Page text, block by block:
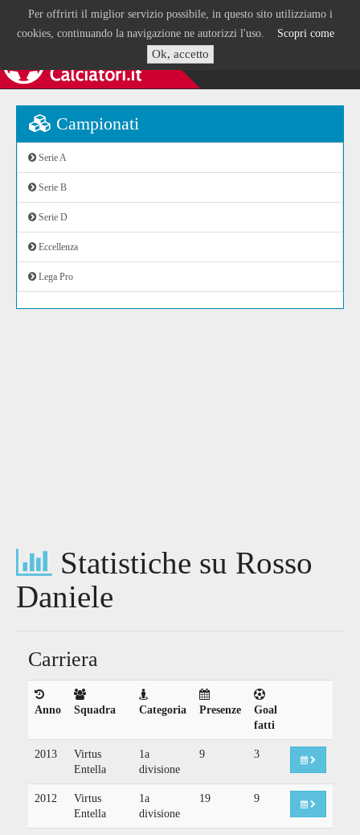
Per offrirti il miglior servizio possibile, in questo sito utilizziamo i
cookies, continuando la navigazione ne autorizzi l'uso. Scopri come
Ok, accetto
Campionati
Serie A
Serie B
Serie D
Eccellenza
Lega Pro
Statistiche su Rosso
Daniele
Carriera
Anno Squadra Categoria Presenze
Goal
fatti
2013
Virtus
Entella
1a
divisione
9 3
2012
Virtus
Entella
1a
divisione
19 9